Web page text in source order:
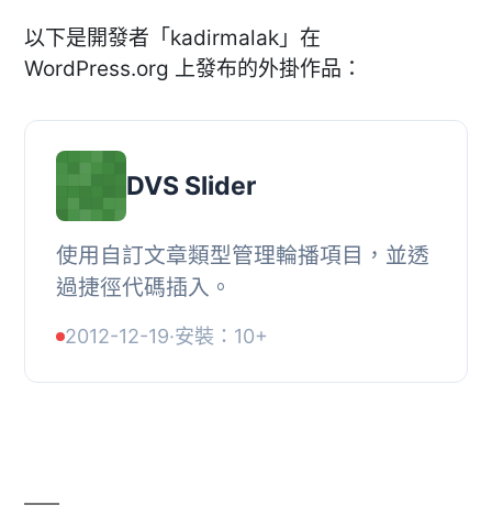
以下是開發者「kadirmalak」在
WordPress.org 上發布的外掛作品：
DVS Slider
使用自訂文章類型管理輪播項目，並透
過捷徑代碼插入。
2012-12-19·安裝：10+